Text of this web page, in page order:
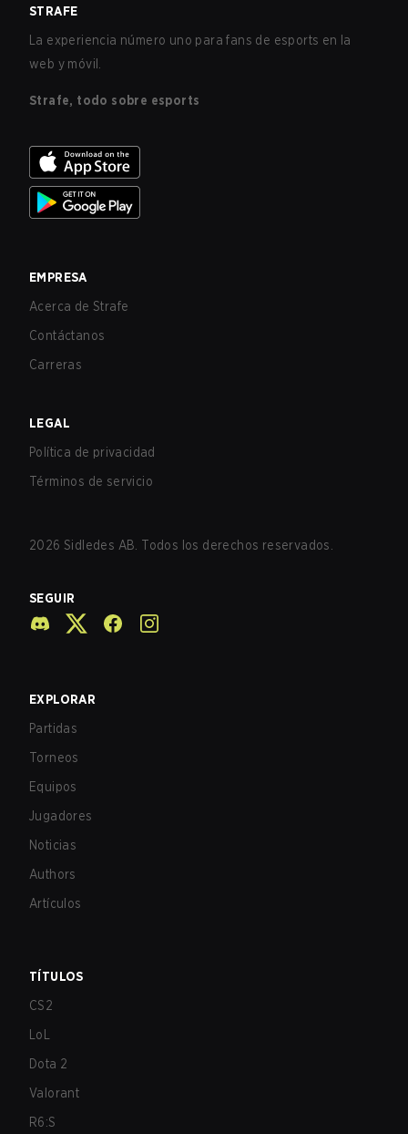
STRAFE
La experiencia número uno para fans de esports en la
web y móvil.
Strafe, todo sobre esports
EMPRESA
Acerca de Strafe
Contáctanos
Carreras
LEGAL
Política de privacidad
Términos de servicio
2026 Sidledes AB. Todos los derechos reservados.
SEGUIR
EXPLORAR
Partidas
Torneos
Equipos
Jugadores
Noticias
Authors
Artículos
TÍTULOS
CS2
LoL
Dota 2
Valorant
R6:S